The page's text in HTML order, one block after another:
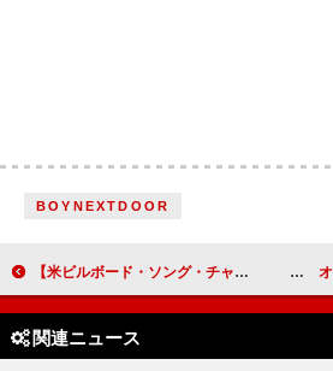
BOYNEXTDOOR
【米ビルボード・ソング・チャート】ケンドリック・ラマー＆シザ8週連続首位、ビッグXザプラグ＆ベイリー・ジマーマン初登場4位 aiko、約半
関連ニュース